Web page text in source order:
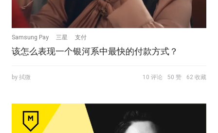
Samsung Pay 三星 支付
该怎么表现一个银河系中最快的付款方式？
by 拭微 10 评论 50 赞 62 收藏